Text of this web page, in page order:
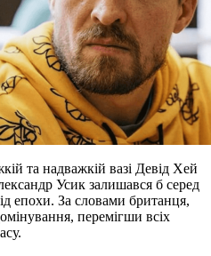
та надважкій вазі Девід Хей
Усик залишався б серед
епохи. За словами британця,
перемігши всіх